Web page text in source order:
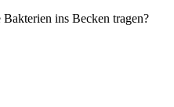
ins Becken tragen?